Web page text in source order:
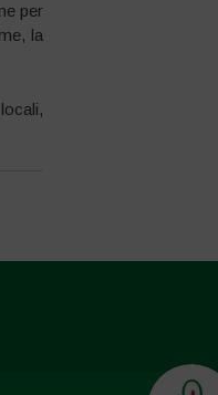
per
la